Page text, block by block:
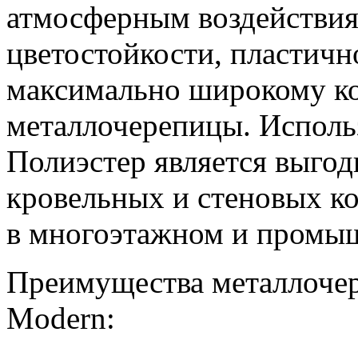
атмосферным
цветостойкости,
максимально широкому
металлочерепицы.
Полиэстер является
кровельных и стеновых
в многоэтажном и
Преимущества
Modern: